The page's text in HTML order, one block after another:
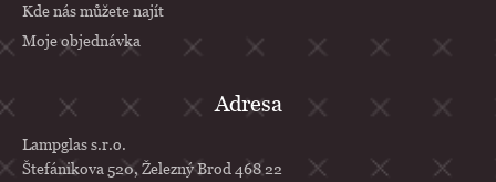
Kde nás můžete najít
Moje objednávka
Adresa
Lampglas s.r.o.
Štefánikova 520, Železný Brod 468 22